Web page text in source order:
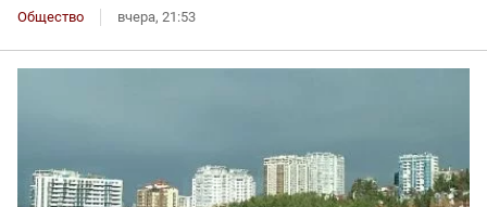
Общество вчера, 21:53